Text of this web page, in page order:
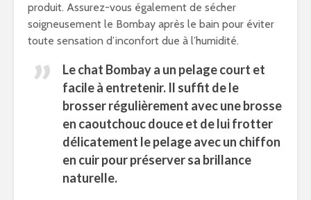
produit. Assurez-vous également de sécher
soigneusement le Bombay après le bain pour éviter
toute sensation d’inconfort due à l’humidité.
Le chat Bombay a un pelage court et
facile à entretenir. Il suffit de le
brosser régulièrement avec une brosse
en caoutchouc douce et de lui frotter
délicatement le pelage avec un chiffon
en cuir pour préserver sa brillance
naturelle.